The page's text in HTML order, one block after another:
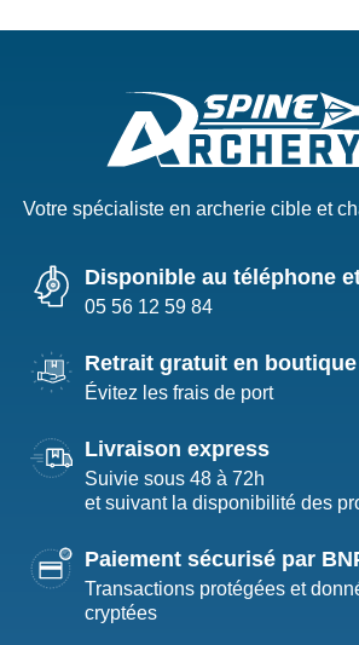
Votre spécialiste en archerie cible et
Disponible au téléphone
05 56 12 59 84
Retrait gratuit en boutique
Évitez les frais de port
Livraison express
Suivie sous 48 à 72h
et suivant la disponibilité des
Paiement sécurisé par
Transactions protégées et
cryptées